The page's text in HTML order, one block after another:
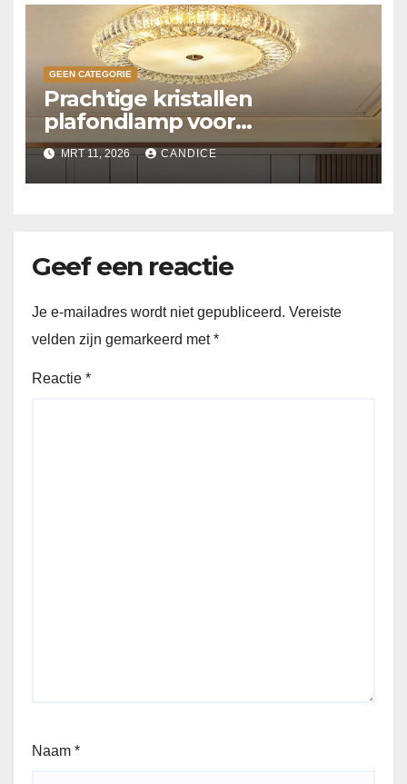
GEEN CATEGORIE
Prachtige kristallen
plafondlamp voor
slaapkamer
MRT 11, 2026 CANDICE
Geef een reactie
Je e-mailadres wordt niet gepubliceerd. Vereiste
velden zijn gemarkeerd met*
Reactie *
Naam *